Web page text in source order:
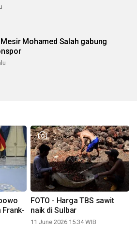
Mohamed Salah gabung
Frank-
FOTO - Harga TBS sawit
naik di Sulbar
11 June 2026 15:34 WIB